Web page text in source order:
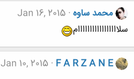
محمد ساوه Jan 16, 2015
سلااااااااااااااااام
F A R Z A N E
Jan 10, 2015